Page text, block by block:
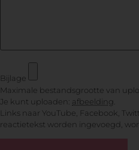
Bijlage
Maximale bestandsgrootte van
Je kunt uploaden: afbeelding
Links naar YouTube, Facebook,
reactietekst worden ingevoegd,